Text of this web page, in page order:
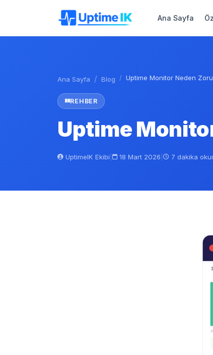
Ana Sayfa
Ana Sayfa Blog Uptime Monitor Neden
REHBER
Uptime
UptimeIK Ekibi 18 Mart 2026 7 dakika